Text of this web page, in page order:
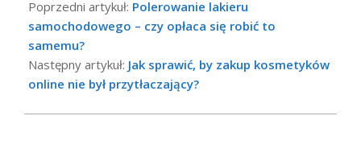
07-
14
Poprzedni artykuł: Polerowanie lakieru
samochodowego – czy opłaca się robić to
samemu?
Następny artykuł: Jak sprawić, by zakup kosmetyków
online nie był przytłaczający?